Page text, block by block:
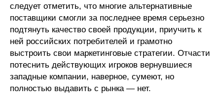
следует отметить, что многие альтернативные
поставщики смогли за последнее время серьезно
подтянуть качество своей продукции, приучить к
ней российских потребителей и грамотно
выстроить свои маркетинговые стратегии. Отчасти
потеснить действующих игроков вернувшиеся
западные компании, наверное, сумеют, но
полностью выдавить с рынка — нет.